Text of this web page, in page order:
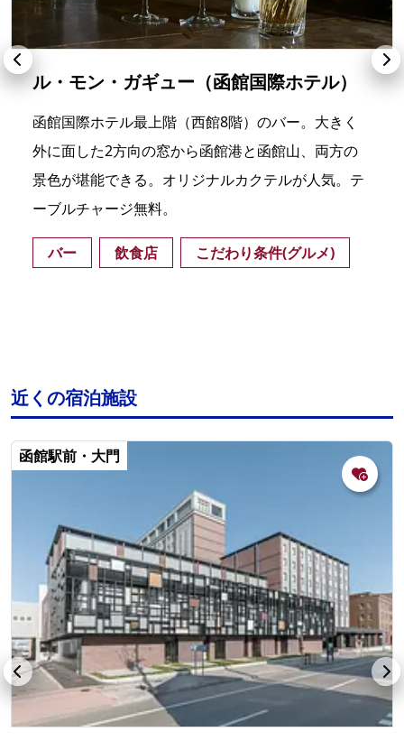
ル・モン・ガギュー（函館国際ホテル）
函館国際ホテル最上階（西館8階）のバー。大きく
外に面した2方向の窓から函館港と函館山、両方の
景色が堪能できる。オリジナルカクテルが人気。テ
ーブルチャージ無料。
バー 飲食店 こだわり条件(グルメ)
近くの宿泊施設
函館駅前・大門